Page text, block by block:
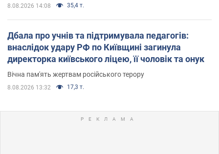
8.08.2026 14:08 35,4 т.
Дбала про учнів та підтримувала педагогів:
внаслідок удару РФ по Київщині загинула
директорка київського ліцею, її чоловік та онук
Вічна пам'ять жертвам російського терору
8.08.2026 13:32 17,3 т.